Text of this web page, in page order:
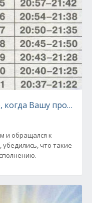
когда Вашу просьбу
и об­ращался к
что такие